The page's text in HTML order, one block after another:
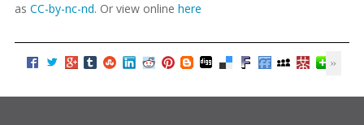
as CC-by-nc-nd. Or view online here